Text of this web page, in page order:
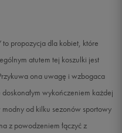
to propozycja dla kobiet, które
atutem tej koszulki jest
ona uwagę i wzbogaca
wykończeniem każdej
od kilku sezonów sportowy
z powodzeniem łączyć z